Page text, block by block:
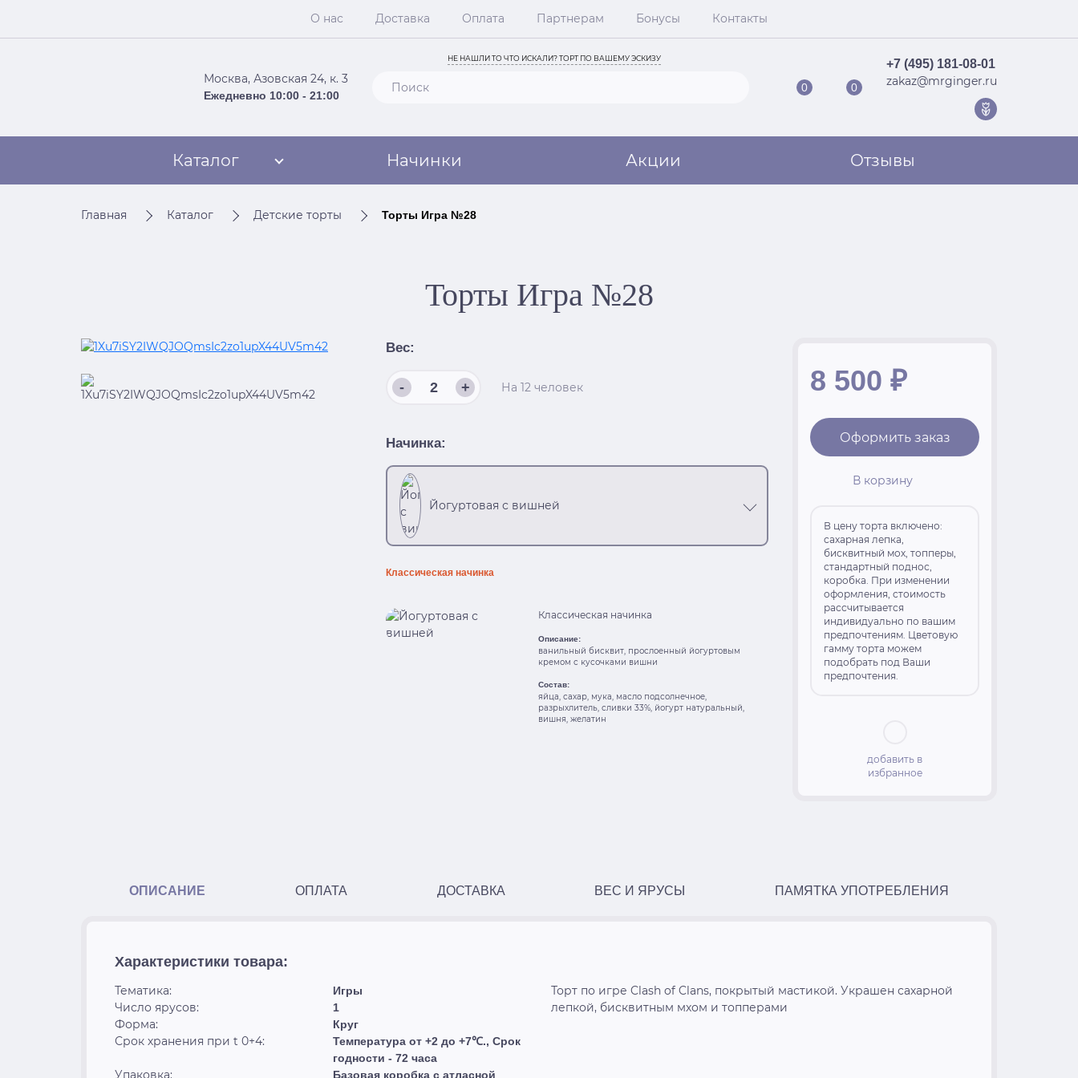
О нас Доставка Оплата Партнерам Бонусы Контакты
Москва, Азовская 24, к. 3
Ежедневно 10:00 - 21:00
НЕ НАШЛИ ТО ЧТО ИСКАЛИ? ТОРТ ПО ВАШЕМУ ЭСКИЗУ
0 0
+7 (495) 181-08-01
zakaz@mrginger.ru
Каталог Начинки Акции Отзывы
Главная Каталог Детские торты Торты Игра №28
Торты Игра №28
Вес:
- + На 12 человек
Начинка:
Йогуртовая с вишней
Классическая начинка
Классическая начинка
Описание:
ванильный бисквит, прослоенный йогуртовым
кремом с кусочками вишни
Состав:
яйца, сахар, мука, масло подсолнечное,
разрыхлитель, сливки 33%, йогурт натуральный,
вишня, желатин
8 500 ₽
Оформить заказ
В корзину
В цену торта включено:
сахарная лепка,
бисквитный мох, топперы,
стандартный поднос,
коробка. При изменении
оформления, стоимость
рассчитывается
индивидуально по вашим
предпочтениям. Цветовую
гамму торта можем
подобрать под Ваши
предпочтения.
добавить в
избранное
ОПИСАНИЕ ОПЛАТА ДОСТАВКА ВЕС И ЯРУСЫ ПАМЯТКА УПОТРЕБЛЕНИЯ
Характеристики товара:
Тематика: Игры
Число ярусов: 1
Форма: Круг
Срок хранения при t 0+4:
Температура от +2 до +7℃., Срок
годности - 72 часа
Упаковка:
Базовая коробка с атласной
Торт по игре Clash of Clans, покрытый мастикой. Украшен сахарной
лепкой, бисквитным мхом и топперами